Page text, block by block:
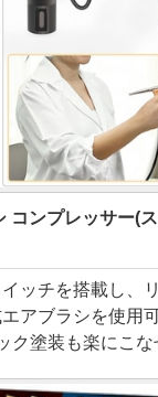
コンプレッサー(
ッチを搭載し、
アブラシを使用
ク塗装も楽にこな